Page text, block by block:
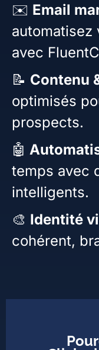
✉️ Email
automatisez
avec
📝 Contenu
optimisés
prospects.
🤖
temps avec
intelligents.
🎨 Identité
cohérent,